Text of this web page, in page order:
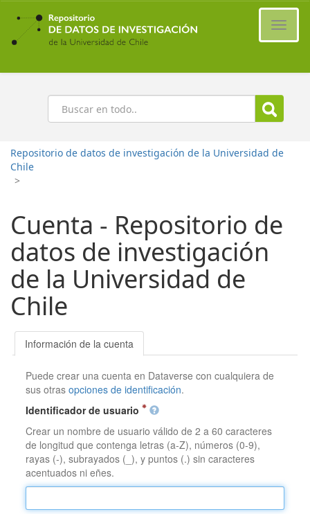
Ir
contenido
principal
Buscar
Repositorio de datos de investigación de la Universidad de
Chile
>
Cuenta - Repositorio de
datos de investigación
de la Universidad de
Chile
Información de la cuenta
Puede crear una cuenta en Dataverse con cualquiera de
sus otrasopciones de identificación.
Identificador de usuario
Crear un nombre de usuario válido de 2 a 60 caracteres
de longitud que contenga letras (a-Z), números (0-9),
rayas (-), subrayados (_), y puntos (.) sin caracteres
acentuados ni eñes.